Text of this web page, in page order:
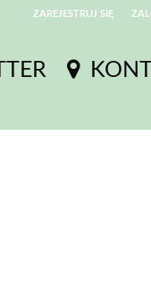
ZAREJESTRUJ SIĘ